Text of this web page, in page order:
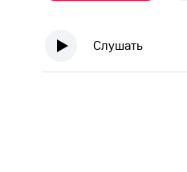
Слушать